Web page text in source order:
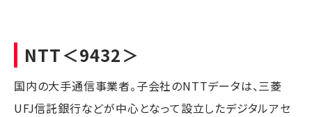
NTT＜9432＞
国内の大手通信事業者。子会社のNTTデータは、三菱
UFJ信託銀行などが中心となって設立したデジタルアセ